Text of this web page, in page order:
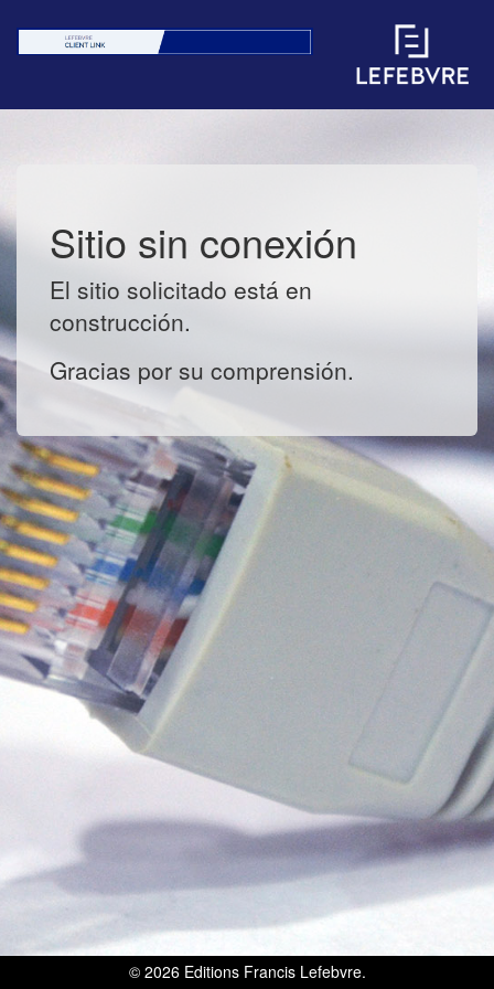
Sitio sin conexión
El sitio solicitado está en
construcción.
Gracias por su comprensión.
© 2026 Editions Francis Lefebvre.